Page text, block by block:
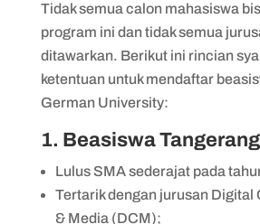
Tidak semua calon mahasiswa
program ini dan tidak semua
ditawarkan. Berikut ini rincian
ketentuan untuk mendaftar
German University:
1. Beasiswa
Lulus SMA sederajat pada
Tertarik dengan jurusan
& Media (DCM);